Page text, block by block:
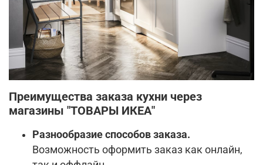
Преимущества заказа кухни через
магазины "ТОВАРЫ ИКЕА"
Разнообразие способов заказа.
Возможность оформить заказ как онлайн,